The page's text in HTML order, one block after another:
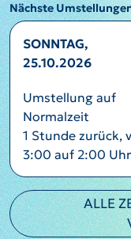
Nächste
SONNTAG,
25.10.2026
Umstellung auf
Normalzeit
1 Stunde zurück,
3:00 auf 2:00 Uhr
ALLE